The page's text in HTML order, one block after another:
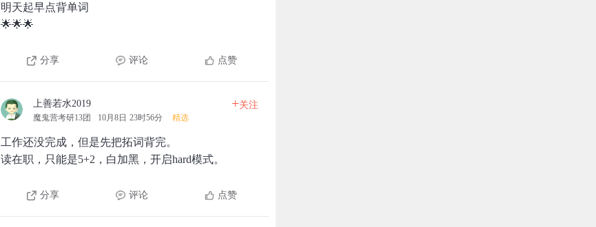
明天起早点背单词
🌟🌟🌟
分享 评论 点赞
上善若水2019
魔鬼营考研13团 10月8日 23时56分 精选
+关注
工作还没完成，但是先把拓词背完。
读在职，只能是5+2，白加黑，开启hard模式。
分享 评论 点赞